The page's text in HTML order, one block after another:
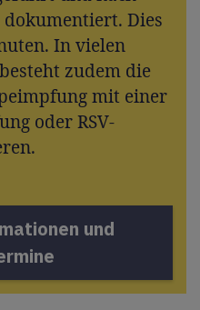
Dies
In vielen
zudem die
mit einer
oder RSV-
und